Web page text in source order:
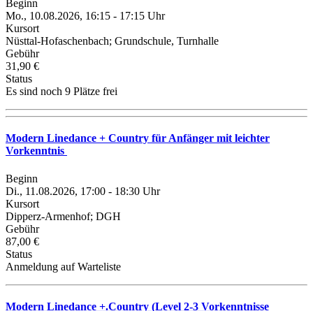
Beginn
Mo., 10.08.2026, 16:15 - 17:15 Uhr
Kursort
Nüsttal-Hofaschenbach; Grundschule, Turnhalle
Gebühr
31,90 €
Status
Es sind noch 9 Plätze frei
Modern Linedance + Country für Anfänger mit leichter
Vorkenntnis
Beginn
Di., 11.08.2026, 17:00 - 18:30 Uhr
Kursort
Dipperz-Armenhof; DGH
Gebühr
87,00 €
Status
Anmeldung auf Warteliste
Modern Linedance +.Country (Level 2-3 Vorkenntnisse